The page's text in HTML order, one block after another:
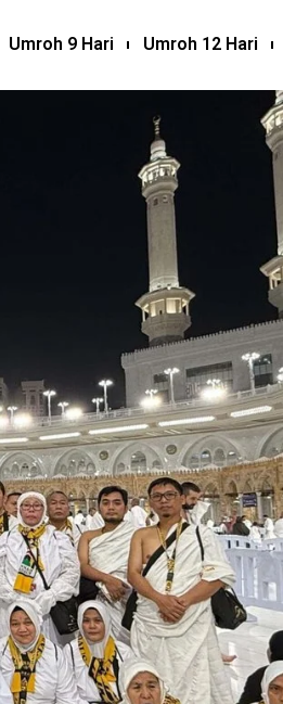
Umroh 9 Hari Umroh 12 Hari